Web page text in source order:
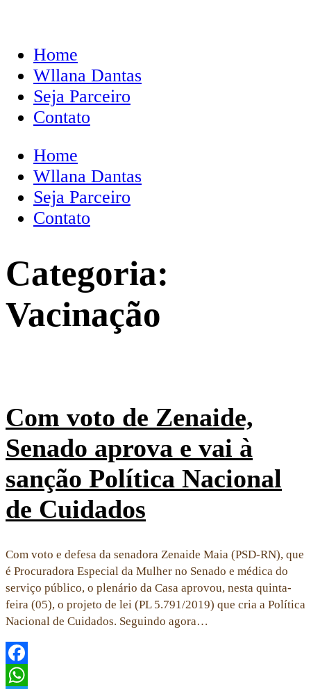
Home
Wllana Dantas
Seja Parceiro
Contato
Home
Wllana Dantas
Seja Parceiro
Contato
Categoria:
Vacinação
Com voto de Zenaide,
Senado aprova e vai à
sanção Política Nacional
de Cuidados
Com voto e defesa da senadora Zenaide Maia (PSD-RN), que
é Procuradora Especial da Mulher no Senado e médica do
serviço público, o plenário da Casa aprovou, nesta quinta-
feira (05), o projeto de lei (PL 5.791/2019) que cria a Política
Nacional de Cuidados. Seguindo agora…
Facebook